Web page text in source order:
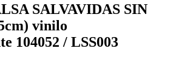
SALVAVIDAS SIN
vinilo
104052 / LSS003